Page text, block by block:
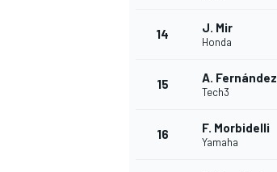
14 J. Mir
Honda
15 A. Fernández
Tech3
16 F. Morbidelli
Yamaha